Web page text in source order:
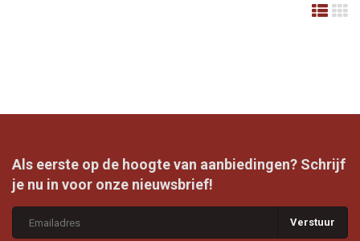
Als eerste op de hoogte van aanbiedingen? Schrijf
je nu in voor onze nieuwsbrief!
Verstuur